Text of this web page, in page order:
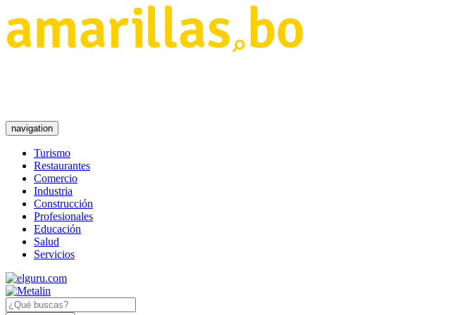
navigation
Turismo
Restaurantes
Comercio
Industria
Construcción
Profesionales
Educación
Salud
Servicios